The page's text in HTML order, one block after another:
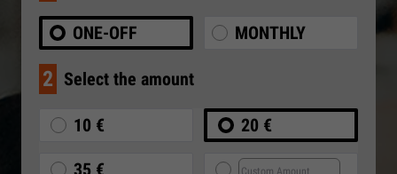
ONE-OFF MONTHLY
2 Select the amount
10 € 20 €
35 €